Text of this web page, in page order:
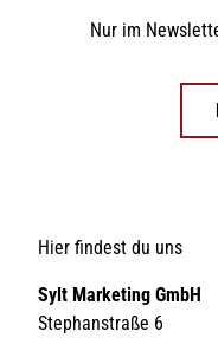
Nur im
Hier findest du uns
Sylt Marketing GmbH
Stephanstraße 6